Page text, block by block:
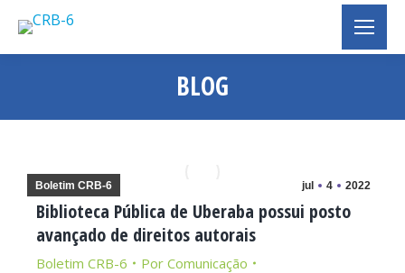
BLOG
Você está aqui:
jul 4 2022
Boletim CRB-6
Biblioteca Pública de Uberaba possui posto
avançado de direitos autorais
Boletim CRB-6 Por Comunicação